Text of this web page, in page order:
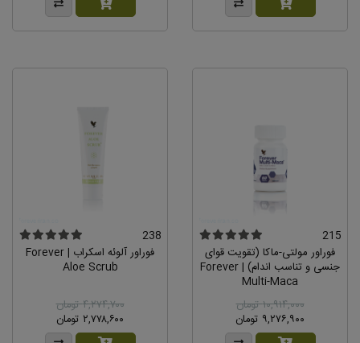
215
فوراور مولتی-ماکا (تقویت قوای
جنسی و تناسب اندام) | Forever
Multi-Maca
۱۰,۹۱۴,۰۰۰ تومان
۹,۲۷۶,۹۰۰ تومان
238
فوراور آلوئه اسکراب | Forever
Aloe Scrub
۴,۲۷۴,۷۰۰ تومان
۲,۷۷۸,۶۰۰ تومان